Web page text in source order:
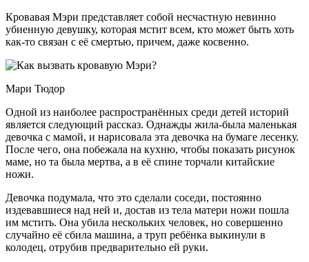
Кровавая Мэри представляет собой несчастную невинно
убиенную девушку, которая мстит всем, кто может быть хоть
как-то связан с её смертью, причем, даже косвенно.
Мари Тюдор
Одной из наиболее распространённых среди детей историй
является следующий рассказ. Однажды жила-была маленькая
девочка с мамой, и нарисовала эта девочка на бумаге лесенку.
После чего, она побежала на кухню, чтобы показать рисунок
маме, но та была мертва, а в её спине торчали китайские
ножи.
Девочка подумала, что это сделали соседи, постоянно
издевавшиеся над ней и, достав из тела матери ножи пошла
им мстить. Она убила нескольких человек, но совершенно
случайно её сбила машина, а труп ребёнка выкинули в
колодец, отрубив предварительно ей руки.